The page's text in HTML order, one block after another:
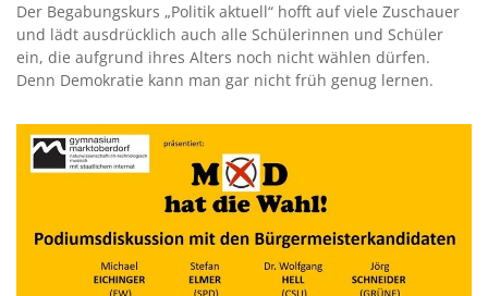
Der Begabungskurs „Politik aktuell“ hofft auf viele Zuschauer
und lädt ausdrücklich auch alle Schülerinnen und Schüler
ein, die aufgrund ihres Alters noch nicht wählen dürfen.
Denn Demokratie kann man gar nicht früh genug lernen.